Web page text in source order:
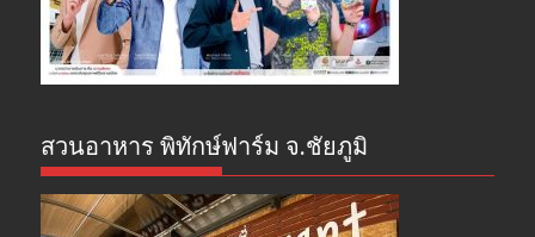
สวนอาหาร พิทักษ์ฟาร์ม จ.ชัยภูมิ